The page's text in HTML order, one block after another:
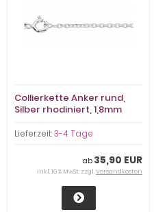
Collierkette Anker rund,
Silber rhodiniert, 1,8mm
Lieferzeit:3-4 Tage
ab 35,90 EUR
inkl. 19 % MwSt. zzgl.Versandkosten